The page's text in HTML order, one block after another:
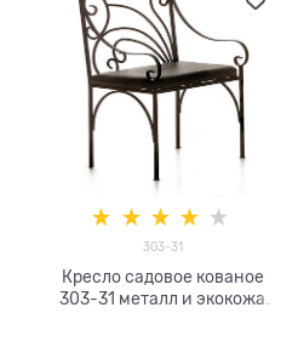
303-31
Кресло садовое кованое
303-31 металл и экокожа